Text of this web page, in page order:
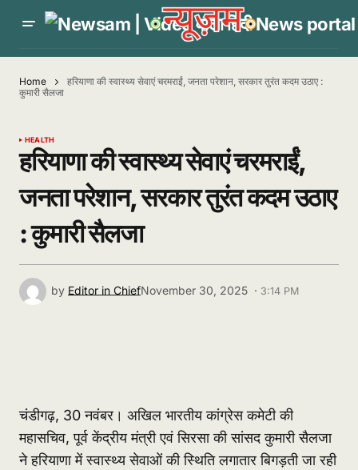
Home
हरियाणा की स्वास्थ्य सेवाएं चरमराईं, जनता परेशान, सरकार तुरंत कदम उठाए :
कुमारी सैलजा
HEALTH
हरियाणा की स्वास्थ्य सेवाएं चरमराईं,
जनता परेशान, सरकार तुरंत कदम उठाए
: कुमारी सैलजा
by Editor in ChiefNovember 30, 2025 · 3:14 PM
चंडीगढ़, 30 नवंबर। अखिल भारतीय कांग्रेस कमेटी की
महासचिव, पूर्व केंद्रीय मंत्री एवं सिरसा की सांसद कुमारी सैलजा
ने हरियाणा में स्वास्थ्य सेवाओं की स्थिति लगातार बिगड़ती जा रही